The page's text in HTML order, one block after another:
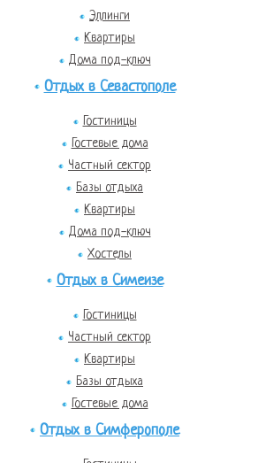
Эллинги
Квартиры
Дома под-ключ
Отдых в Севастополе
Гостиницы
Гостевые дома
Частный сектор
Базы отдыха
Квартиры
Дома под-ключ
Хостелы
Отдых в Симеизе
Гостиницы
Частный сектор
Квартиры
Базы отдыха
Гостевые дома
Отдых в Симферополе